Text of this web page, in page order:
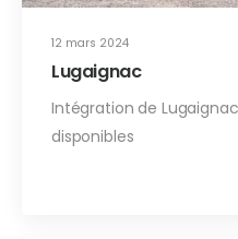
12 mars 2024
Lugaignac
Intégration de
disponibles